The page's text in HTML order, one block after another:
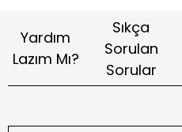
Yardım
Lazım Mı?
Sıkça
Sorulan
Sorular